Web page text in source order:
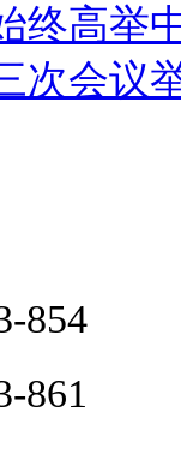
终高举
次会议
854
861